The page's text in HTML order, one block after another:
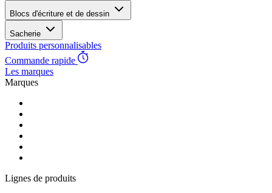
Blocs d'écriture et de dessin
Sacherie
Produits personnalisables
Commande rapide
Les marques
Marques
Lignes de produits